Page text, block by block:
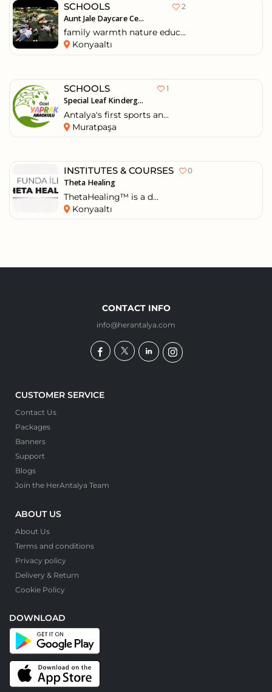
SCHOOLS 2
Aunt Jale Daycare Ce...
family warmth nature educ...
Konyaaltı
SCHOOLS 1
Special Leaf Kinderg...
Antalya's first sports an...
Muratpaşa
INSTITUTES & COURSES 0
Theta Healing
ThetaHealing™️ is a d...
Konyaaltı
CONTACT INFO
info@herantalya.com
CUSTOMER SERVICE
Contact Us
Packages
Banners
Support
Blogs
Join the HerAntalya Team
ABOUT US
About Us
Terms and conditions
Privacy policy
Delivery & Return
Cookie Policy
DOWNLOAD